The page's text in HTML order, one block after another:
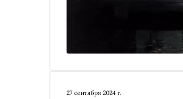
27 сентября 2024 г.